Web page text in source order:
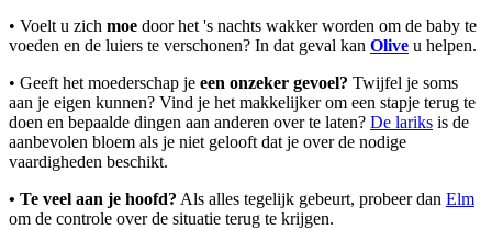
• Voelt u zich moe door het 's nachts wakker worden om de baby te
voeden en de luiers te verschonen? In dat geval kan Olive u helpen.
• Geeft het moederschap je een onzeker gevoel? Twijfel je soms
aan je eigen kunnen? Vind je het makkelijker om een stapje terug te
doen en bepaalde dingen aan anderen over te laten? De lariks is de
aanbevolen bloem als je niet gelooft dat je over de nodige
vaardigheden beschikt.
• Te veel aan je hoofd? Als alles tegelijk gebeurt, probeer dan Elm
om de controle over de situatie terug te krijgen.